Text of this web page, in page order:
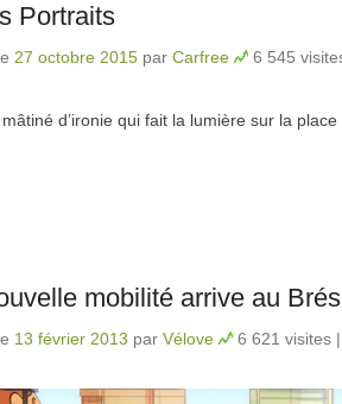
Portraits
27 octobre 2015 par Carfree 6 545
d’ironie qui fait la lumière sur la
mobilité arrive au
13 février 2013 par Vélove 6 621 visites |